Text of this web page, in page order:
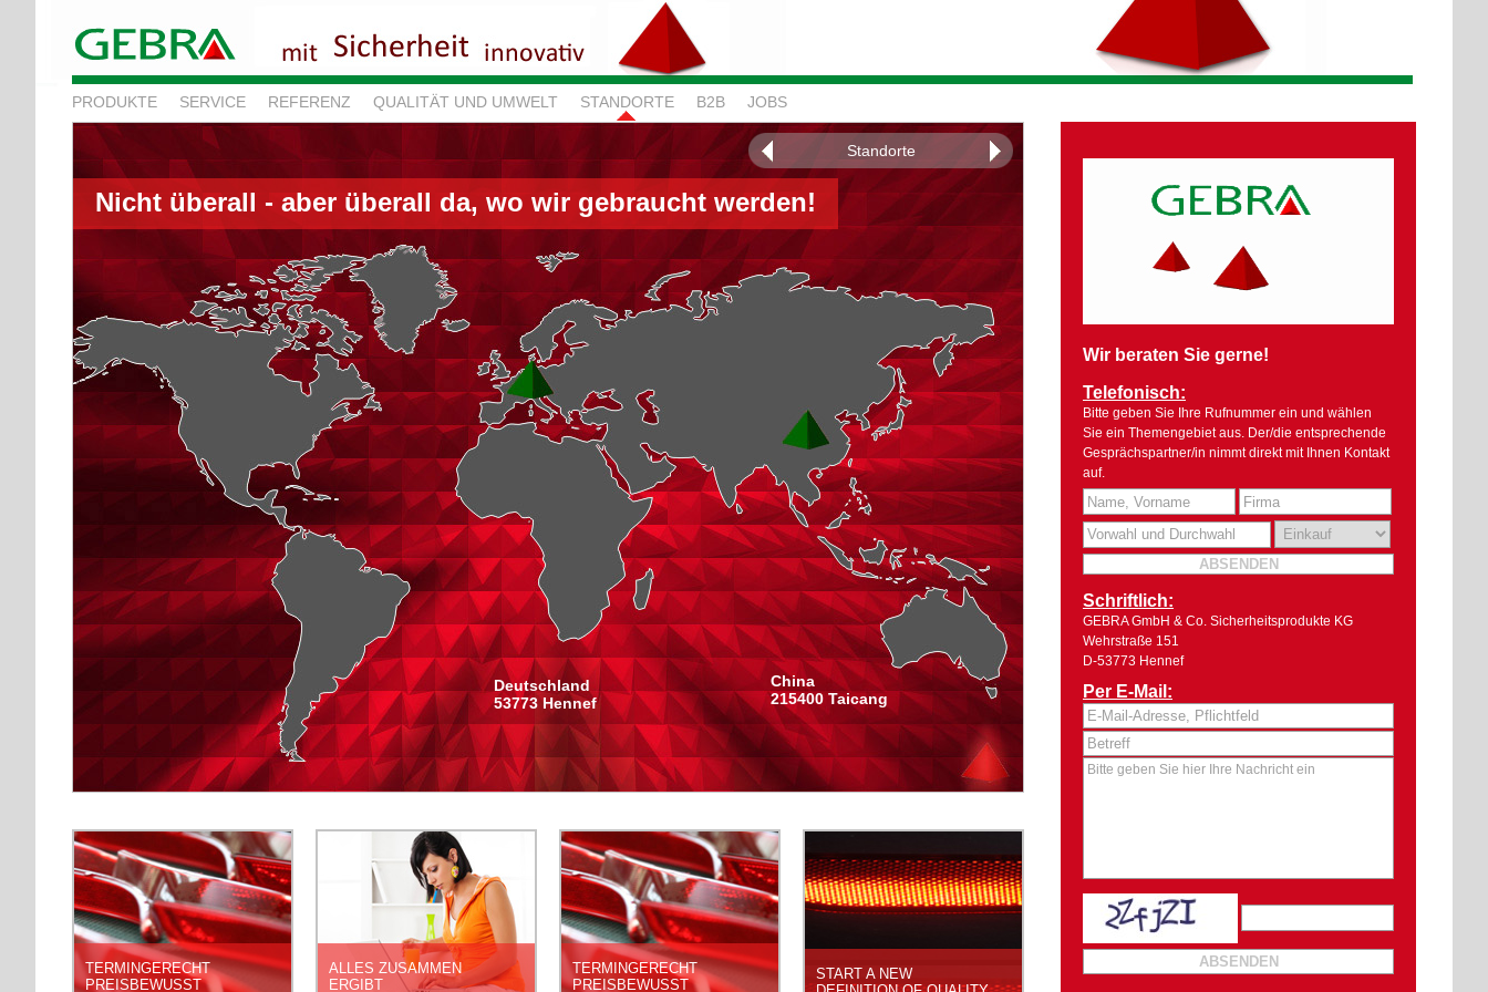
PRODUKTE SERVICE REFERENZ QUALITÄT UND UMWELT STANDORTE B2B JOBS
Standorte
Nicht überall - aber überall da, wo wir gebraucht werden!
Deutschland
53773 Hennef
China
215400 Taicang
TERMINGERECHT
PREISBEWUSST
STEP BY STEP
INNOVATIONEN
ALLES ZUSAMMEN
ERGIBT
START A NEW
DEFINITION OF QUALITY
TERMINGERECHT
PREISBEWUSST
STEP BY STEP
INNOVATIONEN
START A NEW
QS-MANAGEMENT +
UMWELTMANAGEMENT
Wir beraten Sie gerne!
Telefonisch:
Bitte geben Sie Ihre Rufnummer ein und wählen
Sie ein Themengebiet aus. Der/die entsprechende
Gesprächspartner/in nimmt direkt mit Ihnen Kontakt
auf.
Schriftlich:
GEBRA GmbH & Co. Sicherheitsprodukte KG
Wehrstraße 151
D-53773 Hennef
Per E-Mail: